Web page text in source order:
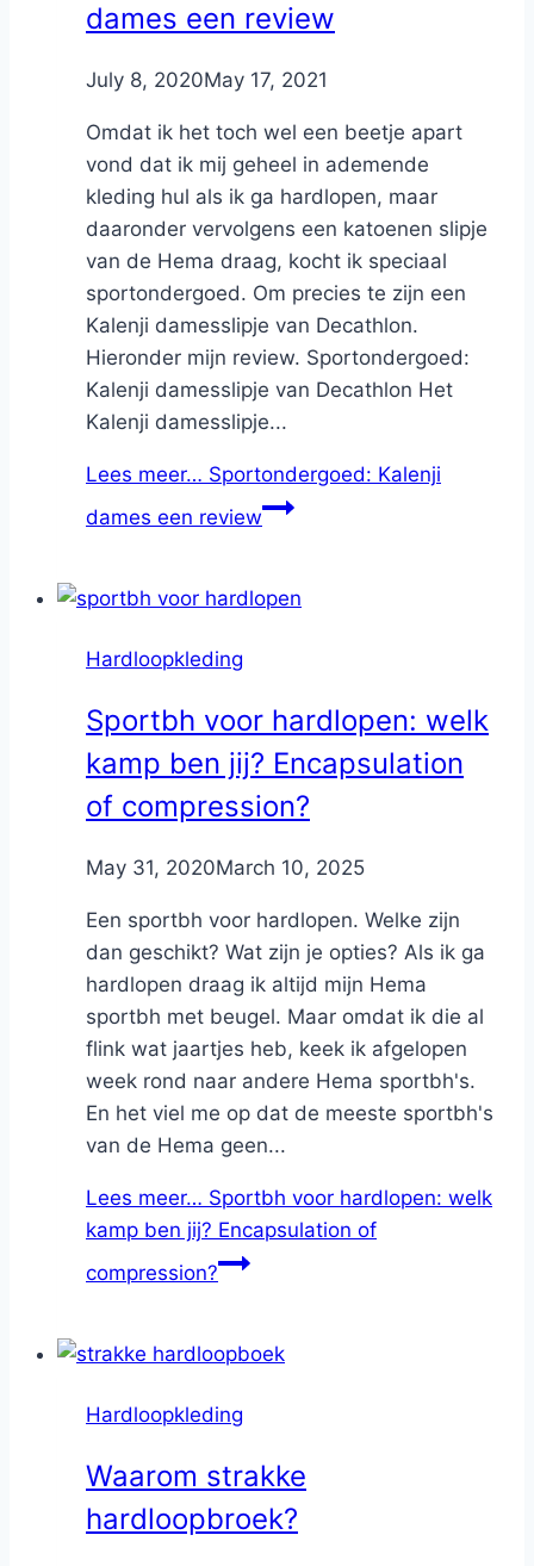
dames een review
ByNicole
July 8, 2020May 17, 2021
Omdat ik het toch wel een beetje apart
vond dat ik mij geheel in ademende
kleding hul als ik ga hardlopen, maar
daaronder vervolgens een katoenen slipje
van de Hema draag, kocht ik speciaal
sportondergoed. Om precies te zijn een
Kalenji damesslipje van Decathlon.
Hieronder mijn review. Sportondergoed:
Kalenji damesslipje van Decathlon Het
Kalenji damesslipje...
Lees meer… Sportondergoed: Kalenji
dames een review
Hardloopkleding
Sportbh voor hardlopen: welk
kamp ben jij? Encapsulation
of compression?
ByNicole
May 31, 2020March 10, 2025
Een sportbh voor hardlopen. Welke zijn
dan geschikt? Wat zijn je opties? Als ik ga
hardlopen draag ik altijd mijn Hema
sportbh met beugel. Maar omdat ik die al
flink wat jaartjes heb, keek ik afgelopen
week rond naar andere Hema sportbh's.
En het viel me op dat de meeste sportbh's
van de Hema geen...
Lees meer… Sportbh voor hardlopen: welk
kamp ben jij? Encapsulation of
compression?
Hardloopkleding
Waarom strakke
hardloopbroek?